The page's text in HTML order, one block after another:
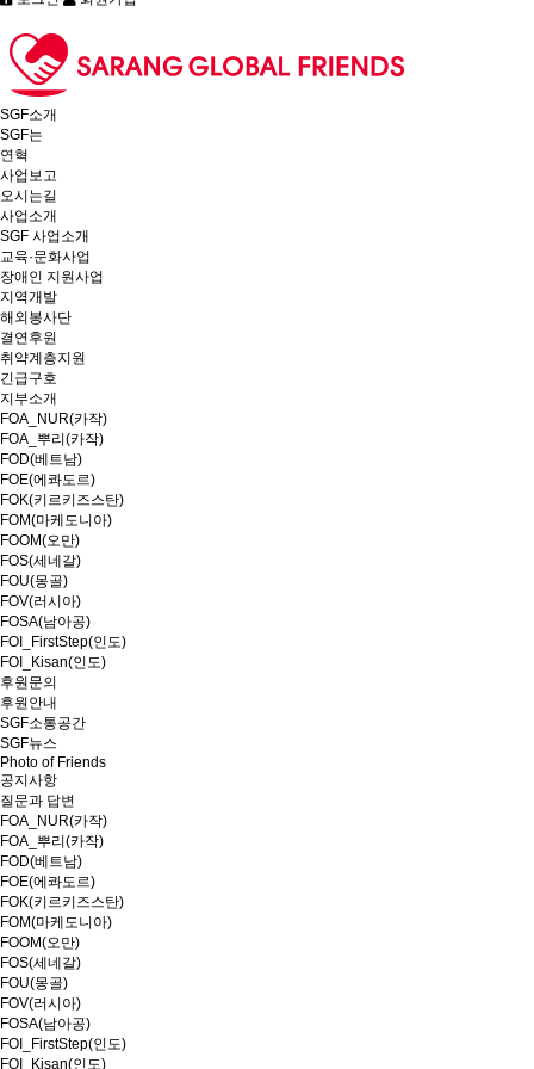
SGF소개
SGF는
연혁
사업보고
오시는길
사업소개
SGF 사업소개
교육·문화사업
장애인 지원사업
지역개발
해외봉사단
결연후원
취약계층지원
긴급구호
지부소개
FOA_NUR(카작)
FOA_뿌리(카작)
FOD(베트남)
FOE(에콰도르)
FOK(키르키즈스탄)
FOM(마케도니아)
FOOM(오만)
FOS(세네갈)
FOU(몽골)
FOV(러시아)
FOSA(남아공)
FOI_FirstStep(인도)
FOI_Kisan(인도)
후원문의
후원안내
SGF소통공간
SGF뉴스
Photo of Friends
공지사항
질문과 답변
FOA_NUR(카작)
FOA_뿌리(카작)
FOD(베트남)
FOE(에콰도르)
FOK(키르키즈스탄)
FOM(마케도니아)
FOOM(오만)
FOS(세네갈)
FOU(몽골)
FOV(러시아)
FOSA(남아공)
FOI_FirstStep(인도)
FOI_Kisan(인도)